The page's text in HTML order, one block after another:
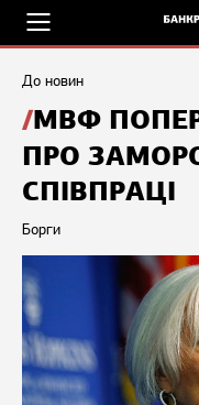
До новин
МВФ
ПРО
СПІВПРАЦІ
Борги